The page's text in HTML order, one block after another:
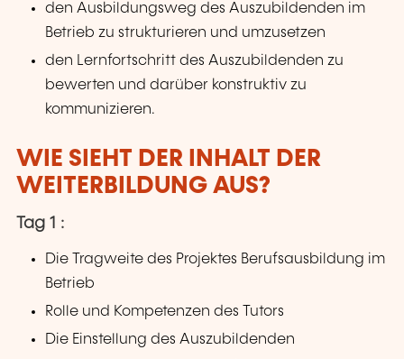
den Ausbildungsweg des Auszubildenden im
Betrieb zu strukturieren und umzusetzen
den Lernfortschritt des Auszubildenden zu
bewerten und darüber konstruktiv zu
kommunizieren.
WIE SIEHT DER INHALT DER
WEITERBILDUNG AUS?
Tag 1 :
Die Tragweite des Projektes Berufsausbildung im
Betrieb
Rolle und Kompetenzen des Tutors
Die Einstellung des Auszubildenden